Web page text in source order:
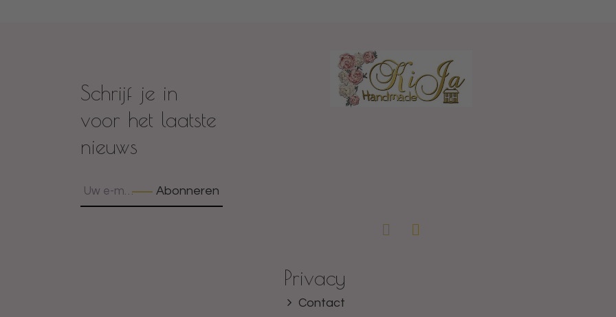
Schrijf je in
voor het laatste
nieuws
Abonneren
Privacy
Contact